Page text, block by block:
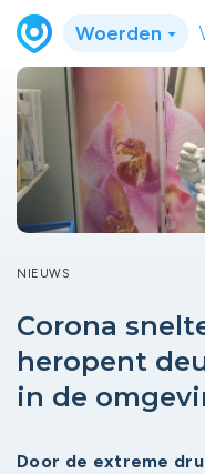
Woerden
NIEUWS
Corona
heropent
in de
Door de extreme